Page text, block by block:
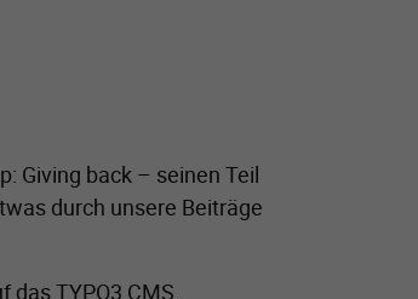
Giving back – seinen Teil
durch unsere Beiträge
TYPO3 CMS.